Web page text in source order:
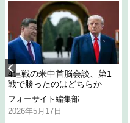
4連戦の米中首脳会談、第1
戦で勝ったのはどちらか
フォーサイト編集部
2026年5月17日